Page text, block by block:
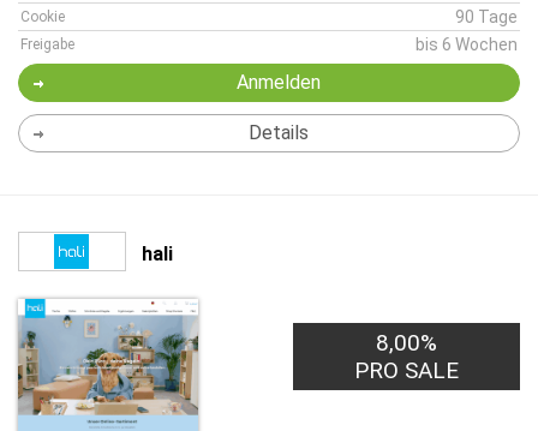
Cookie 90 Tage
Freigabe bis 6 Wochen
Anmelden
Details
hali
8,00%
PRO SALE